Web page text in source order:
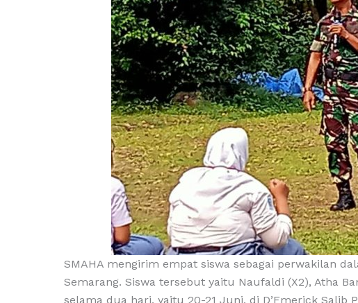
SMAHA mengirim empat siswa sebagai perwakilan
Semarang. Siswa tersebut yaitu Naufaldi (X2), Atha
selama dua hari, yaitu 20-21 Juni, di D’Emerick Salib